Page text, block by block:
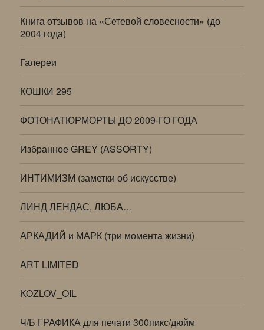
Книга отзывов на «Сетевой словесности» (до
2004 года)
Галереи
КОШКИ 295
ФОТОНАТЮРМОРТЫ ДО 2009-ГО ГОДА
Избранное GREY (ASSORTY)
ИНТИМИЗМ (заметки об искусстве)
ЛИНД ЛЕНДАС, ЛЮБА…
АРКАДИЙ и МАРК (три момента жизни)
ART LIMITED
KOZLOV_OIL
Ч/Б ГРАФИКА для печати 300пикс/дюйм